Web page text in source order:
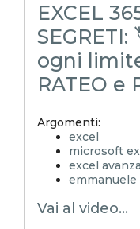
EXCEL
ogni
RATEO e
Argomenti:
excel
microsoft
excel
excel tutorial
Vai al video...